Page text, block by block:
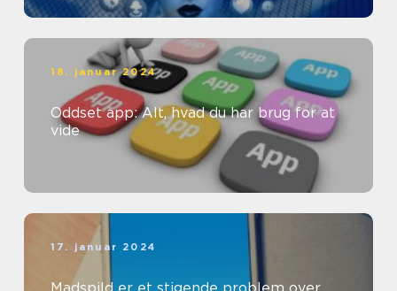
18. januar 2024
Oddset app: Alt, hvad du har brug for at
vide
17. januar 2024
Madspild er et stigende problem over